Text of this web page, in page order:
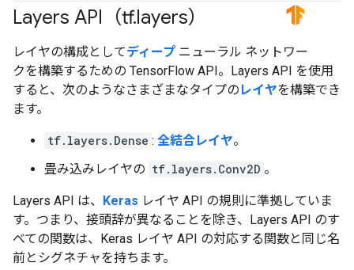
Layers API（tf.layers） #TensorFlow
レイヤの構成としてディープ ニューラル ネットワー
クを構築するための TensorFlow API。Layers API を使用
すると、次のようなさまざまなタイプの レイヤを構築でき
ます。
tf.layers.Dense : 全結合レイヤ。
畳み込みレイヤの tf.layers.Conv2D 。
Layers API は、 Keras レイヤ API の規則に準拠していま
す。つまり、接頭辞が異なることを除き、Layers API のす
べての関数は、Keras レイヤ API の対応する関数と同じ名
前とシグネチャを持ちます。